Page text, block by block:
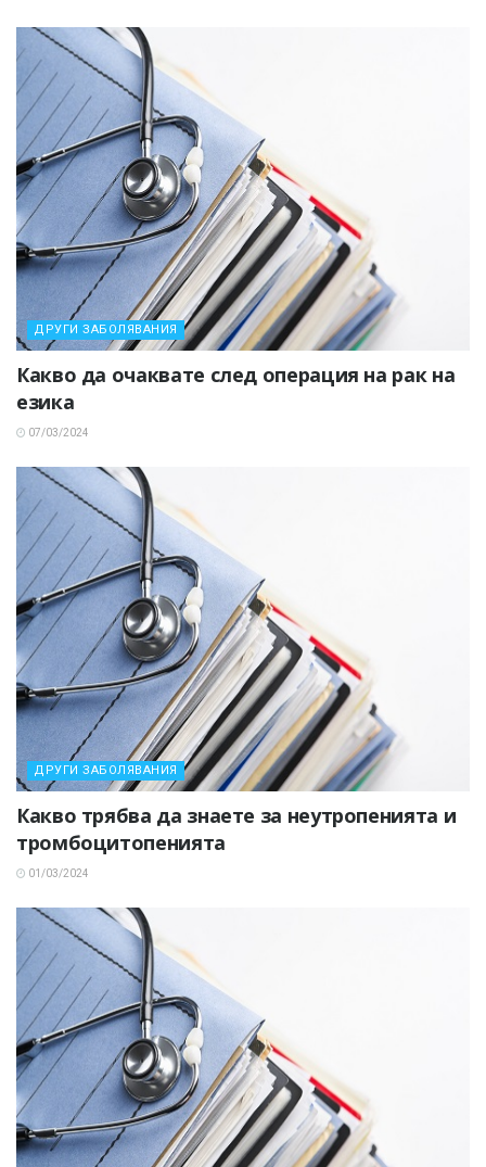
ДРУГИ ЗАБОЛЯВАНИЯ
Какво да очаквате след операция на рак на
езика
07/03/2024
ДРУГИ ЗАБОЛЯВАНИЯ
Какво трябва да знаете за неутропенията и
тромбоцитопенията
01/03/2024